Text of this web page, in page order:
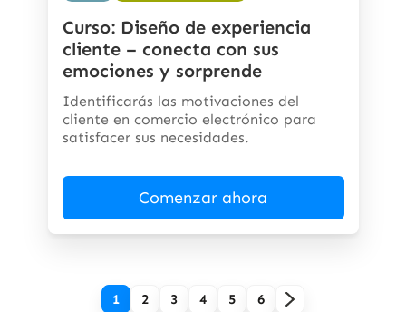
Curso: Diseño de experiencia
cliente – conecta con sus
emociones y sorprende
Identificarás las motivaciones del
cliente en comercio electrónico para
satisfacer sus necesidades.
Comenzar ahora
1 2 3 4 5 6